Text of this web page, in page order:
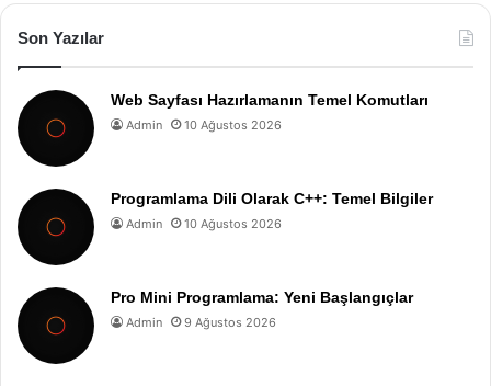
Son Yazılar
Web Sayfası Hazırlamanın Temel Komutları
Admin 10 Ağustos 2026
Programlama Dili Olarak C++: Temel Bilgiler
Admin 10 Ağustos 2026
Pro Mini Programlama: Yeni Başlangıçlar
Admin 9 Ağustos 2026